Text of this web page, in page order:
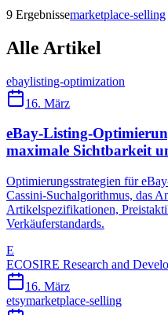
9 Ergebnissemarketplace-selling
Alle Artikel
ebaylisting-optimization
16. März
eBay-Listing-
maximale Sichtbarkeit
Optimierungsstrategien für
Cassini-Suchalgorithmus, das
Artikelspezifikationen,
Verkäuferstandards.
E
ECOSIRE Research and
16. März
etsymarketplace-selling